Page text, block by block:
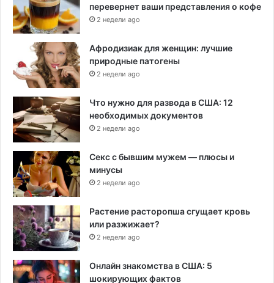
перевернет ваши представления о кофе
2 недели ago
Афродизиак для женщин: лучшие
природные патогены
2 недели ago
Что нужно для развода в США: 12
необходимых документов
2 недели ago
Секс с бывшим мужем — плюсы и
минусы
2 недели ago
Растение расторопша сгущает кровь
или разжижает?
2 недели ago
Онлайн знакомства в США: 5
шокирующих фактов